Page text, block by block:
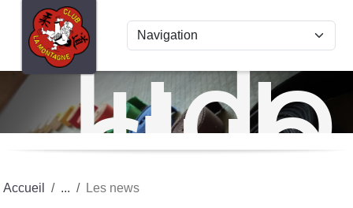
Judo
club
La
Accueil Les news
Panneau de gestion des cookies